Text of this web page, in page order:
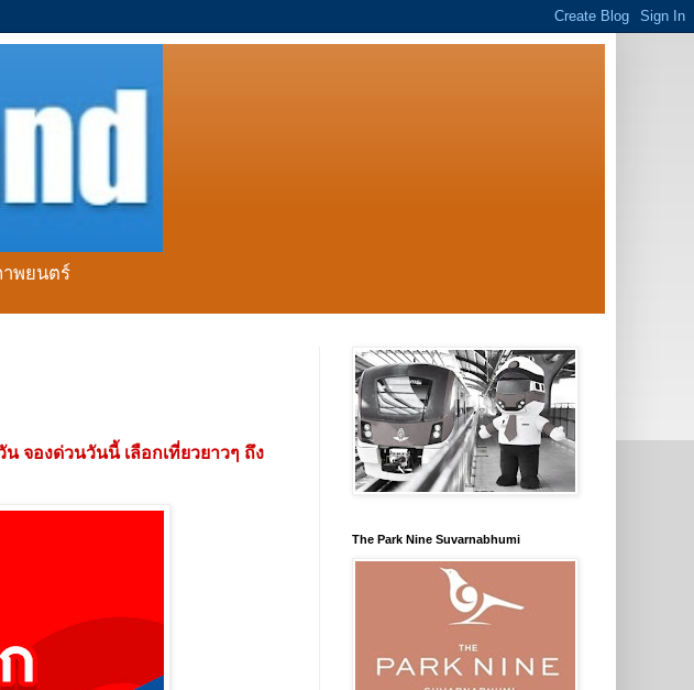
าพยนตร์
จองด่วนวันนี้ เลือกเที่ยวยาวๆ ถึง
The Park Nine Suvarnabhumi